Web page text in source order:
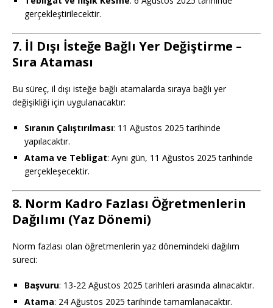
gerçekleştirilecektir.
7. İl Dışı İsteğe Bağlı Yer Değiştirme –
Sıra Ataması
Bu süreç, il dışı isteğe bağlı atamalarda sıraya bağlı yer
değişikliği için uygulanacaktır:
Sıranın Çalıştırılması: 11 Ağustos 2025 tarihinde
yapılacaktır.
Atama ve Tebligat: Aynı gün, 11 Ağustos 2025 tarihinde
gerçekleşecektir.
8. Norm Kadro Fazlası Öğretmenlerin
Dağılımı (Yaz Dönemi)
Norm fazlası olan öğretmenlerin yaz dönemindeki dağılım
süreci:
Başvuru: 13-22 Ağustos 2025 tarihleri arasında alınacaktır.
Atama: 24 Ağustos 2025 tarihinde tamamlanacaktır.